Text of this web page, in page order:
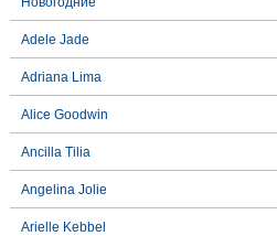
Adele Jade
Adriana Lima
Alice Goodwin
Ancilla Tilia
Angelina Jolie
Arielle Kebbel